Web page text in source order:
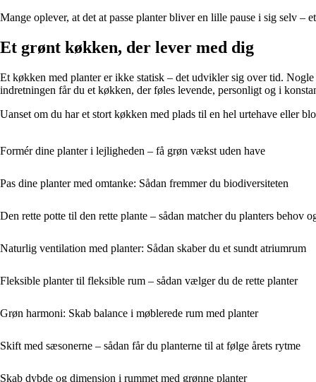
Mange oplever, at det at passe planter bliver en lille pause i sig selv
Et grønt køkken, der lever med dig
Et køkken med planter er ikke statisk – det udvikler sig over tid.
indretningen får du et køkken, der føles levende, personligt og i
Uanset om du har et stort køkken med plads til en hel urtehave eller
Formér dine planter i lejligheden – få grøn vækst uden have
Pas dine planter med omtanke: Sådan fremmer du biodiversiteten
Den rette potte til den rette plante – sådan matcher du planters behov
Naturlig ventilation med planter: Sådan skaber du et sundt atriumrum
Fleksible planter til fleksible rum – sådan vælger du de rette planter
Grøn harmoni: Skab balance i møblerede rum med planter
Skift med sæsonerne – sådan får du planterne til at følge årets rytme
Skab dybde og dimension i rummet med grønne planter